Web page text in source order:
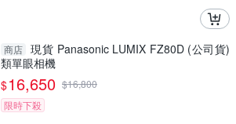
商店 現貨 Panasonic LUMIX FZ80D (公司貨)
類單眼相機
$16,650 $16,800
限時下殺